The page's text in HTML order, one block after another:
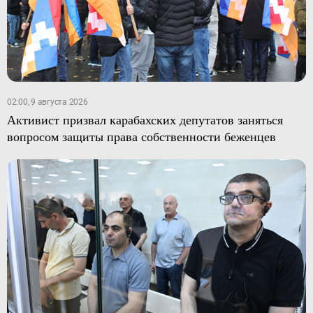
02:00, 9 августа 2026
Активист призвал карабахских депутатов заняться
вопросом защиты права собственности беженцев